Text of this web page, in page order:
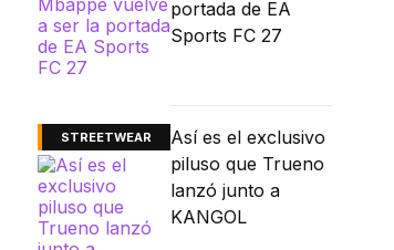
portada de EA
Sports FC 27
STREETWEAR
Así es el exclusivo
piluso que Trueno
lanzó junto a
KANGOL